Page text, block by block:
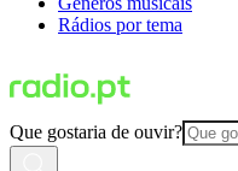
Rádios por tema
Que gostaria de ouvir?